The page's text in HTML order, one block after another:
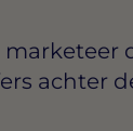
achter